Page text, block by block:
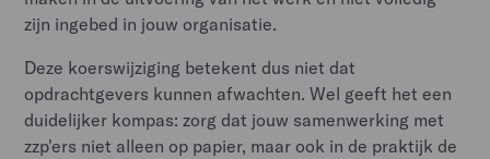
zijn ingebed in jouw organisatie.
Deze koerswijziging betekent dus niet dat
opdrachtgevers kunnen afwachten. Wel geeft het een
duidelijker kompas: zorg dat jouw samenwerking met
zzp'ers niet alleen op papier, maar ook in de praktijk de